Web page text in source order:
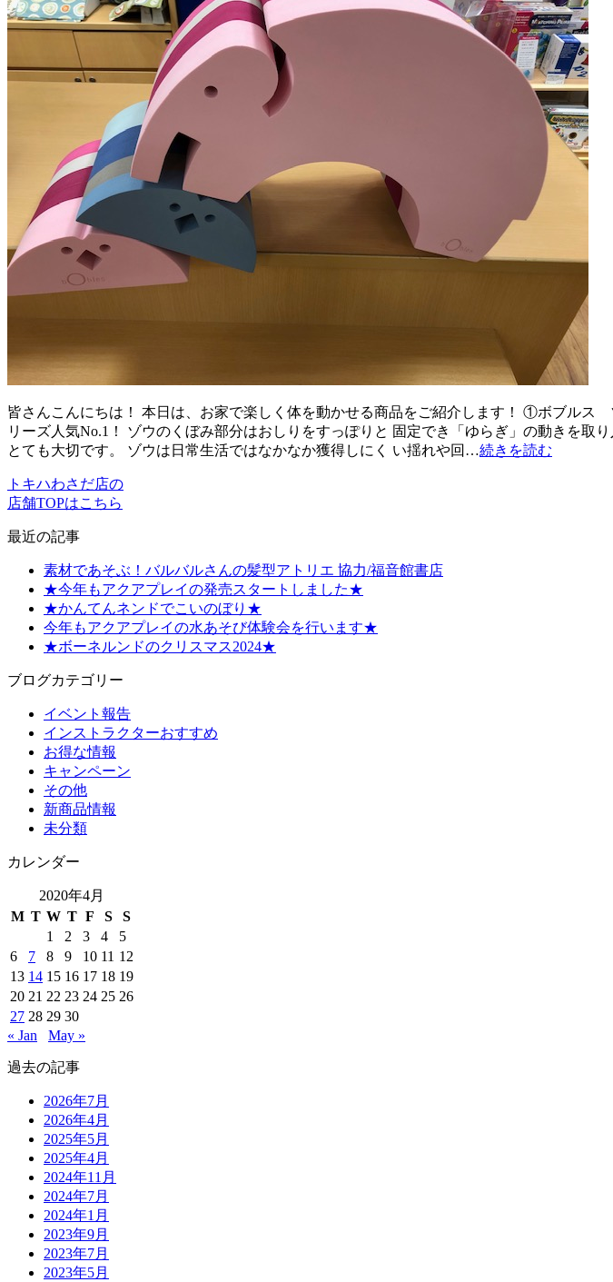
皆さんこんにちは！ 本日は、お家で楽しく体を動かせる商品をご紹介します！ ①ボブルス
リーズ人気No.1！ ゾウのくぼみ部分はおしりをすっぽりと 固定でき「ゆらぎ」の動きを取
とても大切です。 ゾウは日常生活ではなかなか獲得しにく い揺れや回…続きを読む
トキハわさだ店の
店舗TOPはこちら
最近の記事
素材であそぶ！バルバルさんの髪型アトリエ 協力/福音館書店
★今年もアクアプレイの発売スタートしました★
★かんてんネンドでこいのぼり★
今年もアクアプレイの水あそび体験会を行います★
★ボーネルンドのクリスマス2024★
ブログカテゴリー
イベント報告
インストラクターおすすめ
お得な情報
キャンペーン
その他
新商品情報
未分類
カレンダー
2020年4月
M T W T F S
S
1
2 3 4
5
6
7 8 9 10 11 12
13 14 15 16 17 18 19
20 21 22 23 24 25 26
27 28 29 30
« Jan
May »
過去の記事
2026年7月
2026年4月
2025年5月
2025年4月
2024年11月
2024年7月
2024年1月
2023年9月
2023年7月
2023年5月